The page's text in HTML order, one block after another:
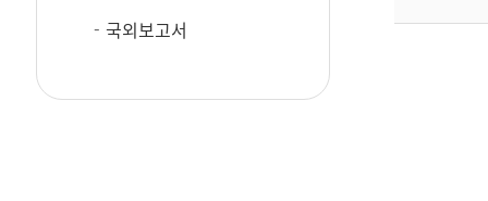
국외보고서